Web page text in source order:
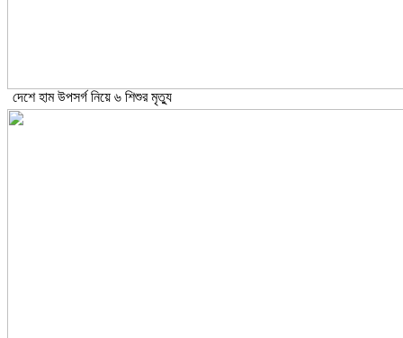
দেশে হাম উপসর্গ নিয়ে ৬ শিশুর মৃত্যু